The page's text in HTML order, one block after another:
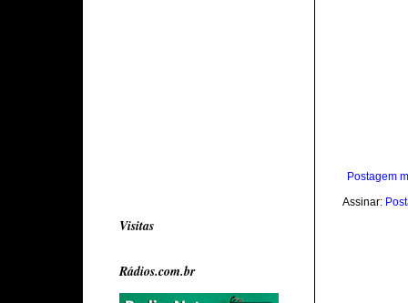
Postagem
Assinar:
Visitas
Rádios.com.br